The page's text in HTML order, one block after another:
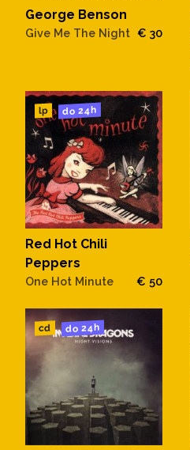
George Benson
Give Me The Night € 30
lp do 24h
Red Hot Chili
Peppers
One Hot Minute € 50
cd do 24h